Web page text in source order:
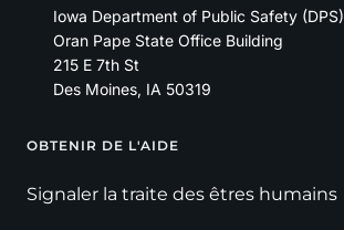
Iowa Department of Public Safety (DPS)
Oran Pape State Office Building
215 E 7th St
Des Moines, IA 50319
Footer
OBTENIR DE L'AIDE
Signaler la traite des êtres humains